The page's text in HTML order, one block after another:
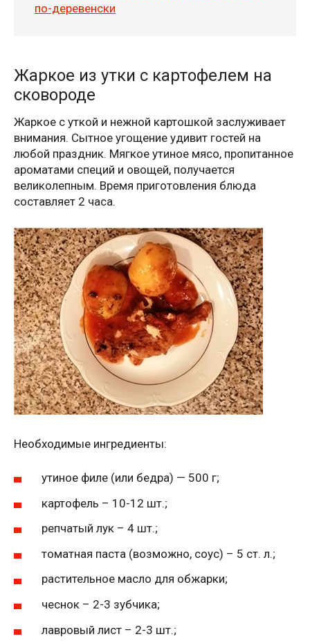
по-деревенски
Жаркое из утки с картофелем на
сковороде
Жаркое с уткой и нежной картошкой заслуживает
внимания. Сытное угощение удивит гостей на
любой праздник. Мягкое утиное мясо, пропитанное
ароматами специй и овощей, получается
великолепным. Время приготовления блюда
составляет 2 часа.
Необходимые ингредиенты:
утиное филе (или бедра) — 500 г;
картофель – 10-12 шт.;
репчатый лук – 4 шт.;
томатная паста (возможно, соус) – 5 ст. л.;
растительное масло для обжарки;
чеснок – 2-3 зубчика;
лавровый лист – 2-3 шт.;